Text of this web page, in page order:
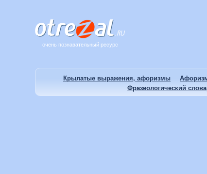
очень познавательный ресурс
Крылатые выражения, афоризмы
Фразеологический